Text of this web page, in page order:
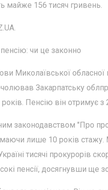
майже 156 тисяч гривень.
чи це законно
Миколаївської обласної
Закарпатську
Пенсію він отримує з
законодавством "Про
лише 10 років стажу.
тисячі прокурорів
пенсії, досягнувши ще